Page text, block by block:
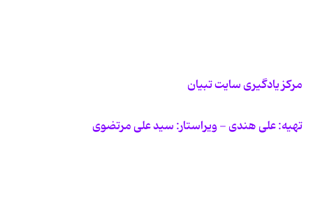
مرکز یادگیری سایت تبیان
تهیه: علی هندی - ویراستار: سید علی مرتضوی